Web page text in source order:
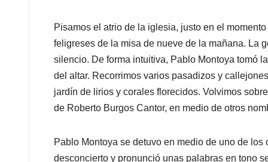
Pisamos el atrio de la iglesia, justo en el
feligreses de la misa de nueve de la mañana. La
silencio. De forma intuitiva, Pablo Montoya tomó
del altar. Recorrimos varios pasadizos y
jardín de lirios y corales florecidos. Volvimos
de Roberto Burgos Cantor, en medio de otros
Pablo Montoya se detuvo en medio de uno de
desconcierto y pronunció unas palabras en tono